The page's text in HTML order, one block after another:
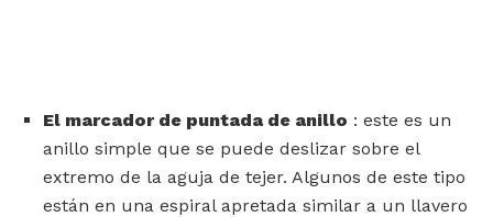
El marcador de puntada de anillo : este es un
anillo simple que se puede deslizar sobre el
extremo de la aguja de tejer. Algunos de este tipo
están en una espiral apretada similar a un llavero